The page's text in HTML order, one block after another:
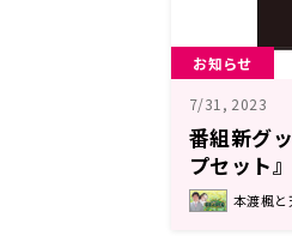
お知らせ
7/31, 2023
番組新グ
プセット
定！！【
戦」】
本渡楓と